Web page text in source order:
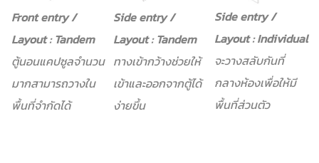
Front entry /
Layout : Tandem
ตู้นอนแคปซูลจำนวน
มากสามารถวางใน
พื้นที่จำกัดได้
Side entry /
Layout : Tandem
ทางเข้ากว้างช่วยให้
เข้าและออกจากตู้ได้
ง่ายขึ้น
Side entry /
Layout : Individual
จะวางสลับกันที่
กลางห้องเพื่อให้มี
พื้นที่ส่วนตัว